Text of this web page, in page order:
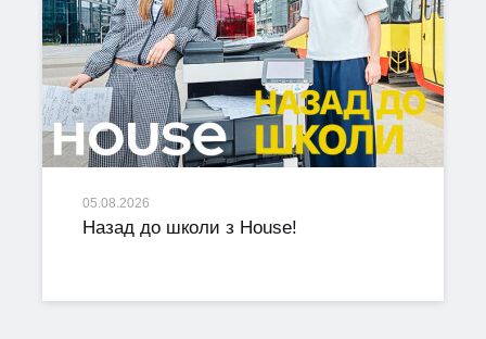
05.08.2026
Назад до школи з House!